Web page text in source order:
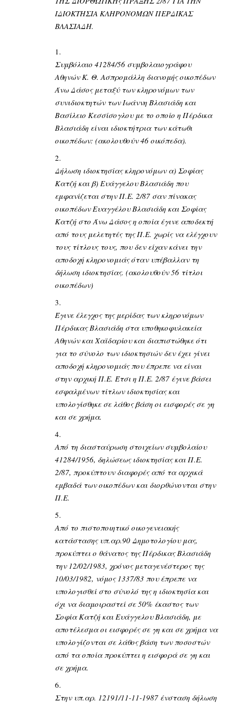
ΙΔΙΟΚΤΗΣΙΑ ΚΛΗΡΟΝΟΜΩΝ ΠΕΡΔΙΚΑΣ
ΒΛΑΣΙΑΔΗ.
Συμβόλαιο 41284/56 συμβολαιογράφου
Αθηνών Κ. Θ. Ασπρομάλλη διανομής οικοπέδων
Άνω Δάσος μεταξύ των κληρονόμων των
συνιδιοκτητών των Ιωάννη Βλασιάδη και
Βασίλειο Κεσσίσογλου με το οποίο η Πέρδικα
Βλασιάδη είναι ιδιοκτήτρια των κάτωθι
οικοπέδων: (ακολουθούν 46 οικόπεδα).
Δήλωση ιδιοκτησίας κληρονόμων α) Σοφίας
Κατζή και β) Ευάγγελου Βλασιάδη που
εμφανίζεται στην Π.Ε. 2/87 σαν πίνακας
οικοπέδων Ευαγγέλου Βλασιάδη και Σοφίας
Κατζή στο Άνω Δάσος η οποία έγινε αποδεκτή
από τους μελετητές της Π.Ε. χωρίς να ελέγχουν
τους τίτλους τους, που δεν είχαν κάνει την
αποδοχή κληρονομιάς όταν υπέβαλλαν τη
δήλωση ιδιοκτησίας. (ακολουθούν 56 τίτλοι
οικοπέδων)
Έγινε έλεγχος της μερίδας των κληρονόμων
Πέρδικας Βλασιάδη στα υποθηκοφυλακεία
Αθηνών και Χαϊδαρίου και διαπιστώθηκε ότι
για το σύνολο των ιδιοκτησιών δεν έχει γίνει
αποδοχή κληρονομιάς που έπρεπε να είναι
στην αρχική Π.Ε. Έτσι η Π.Ε. 2/87 έγινε βάσει
εσφαλμένων τίτλων ιδιοκτησίας και
υπολογίσθηκε σε λάθος βάση οι εισφορές σε γη
και σε χρήμα.
Από τη διασταύρωση στοιχείων συμβολαίου
41284/1956, δηλώσεως ιδιοκτησίας και Π.Ε.
2/87, προκύπτουν διαφορές από τα αρχικά
εμβαδά των οικοπέδων και διορθώνονται στην
Π.Ε.
Από το πιστοποιητικό οικογενειακής
κατάστασης υπ.αρ.90 Δημοτολογίου μας,
προκύπτει ο θάνατος της Πέρδικας Βλασιάδη
την 12/02/1983, χρόνος μεταγενέστερος της
10/03/1982, νόμος 1337/83 που έπρεπε να
υπολογισθεί στο σύνολό της η ιδιοκτησία και
όχι να διαμοιραστεί σε 50% έκαστος των
Σοφία Κατζή και Ευάγγελου Βλασιάδη, με
αποτέλεσμα οι εισφορές σε γη και σε χρήμα να
υπολογίζονται σε λάθος βάση των ποσοστών
από τα οποία προκύπτει η εισφορά σε γη και
σε χρήμα.
Στην υπ.αρ. 12191/11-11-1987 ένσταση δήλωση